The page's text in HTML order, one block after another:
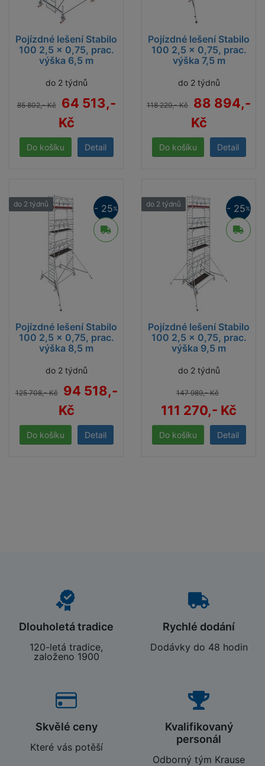
Pojízdné lešení Stabilo
100 2,5 x 0,75, prac.
výška 6,5 m
do 2 týdnů
85 802,- Kč
64 513,-
Kč
Detail
Pojízdné lešení Stabilo
100 2,5 x 0,75, prac.
výška 7,5 m
do 2 týdnů
118 229,- Kč
88 894,-
Kč
Detail
Pojízdné lešení Stabilo
100 2,5 x 0,75, prac.
výška 8,5 m
do 2 týdnů
do 2 týdnů
125 708,- Kč
94 518,-
Kč
Detail
- 25%
Pojízdné lešení Stabilo
100 2,5 x 0,75, prac.
výška 9,5 m
do 2 týdnů
do 2 týdnů
147 989,- Kč
111 270,- Kč
Detail
- 25%
Dlouholetá tradice
120-letá tradice,
založeno 1900
Rychlé dodání
Dodávky do 48 hodin
Skvělé ceny
Které vás potěší
Kvalifikovaný
personál
Odborný tým Krause